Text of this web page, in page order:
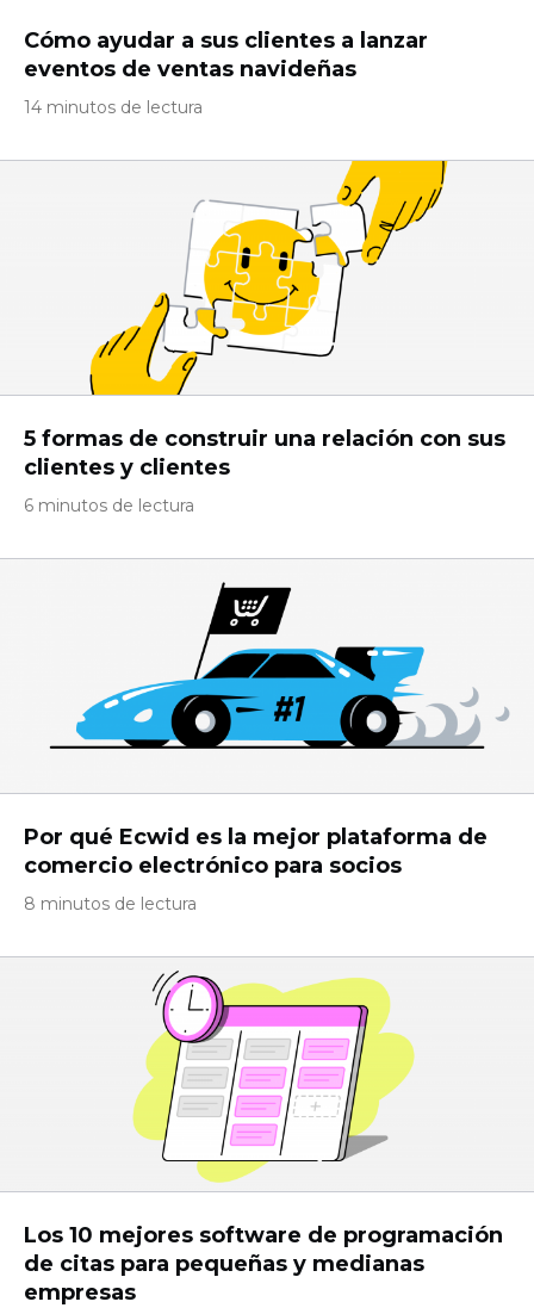
Cómo ayudar a sus clientes a lanzar
eventos de ventas navideñas
14 minutos de lectura
5 formas de construir una relación con sus
clientes y clientes
6 minutos de lectura
Por qué Ecwid es la mejor plataforma de
comercio electrónico para socios
8 minutos de lectura
Los 10 mejores software de programación
de citas para pequeñas y medianas
empresas